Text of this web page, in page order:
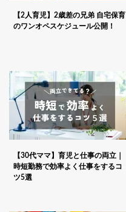
【2人育児】2歳差の兄弟 自宅保育
のワンオペスケジュール公開！
【30代ママ】育児と仕事の両立｜
時短勤務で効率よく仕事をするコ
ツ5選